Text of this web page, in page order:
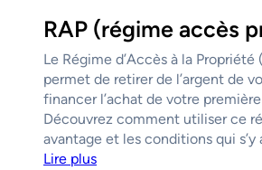
RAP (régime accès
Le Régime d’Accès à la Propriété
permet de retirer de l’argent de
financer l’achat de votre
Découvrez comment utiliser ce
avantage et les conditions qui s’y
Lire plus